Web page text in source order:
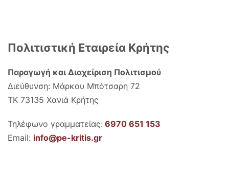
Πολιτιστική Εταιρεία Κρήτης
Παραγωγή και Διαχείριση Πολιτισμού
Διεύθυνση: Μάρκου Μπότσαρη 72
ΤΚ 73135 Χανιά Κρήτης
Τηλέφωνο γραμματείας: 6970 651 153
Email: info@pe-kritis.gr